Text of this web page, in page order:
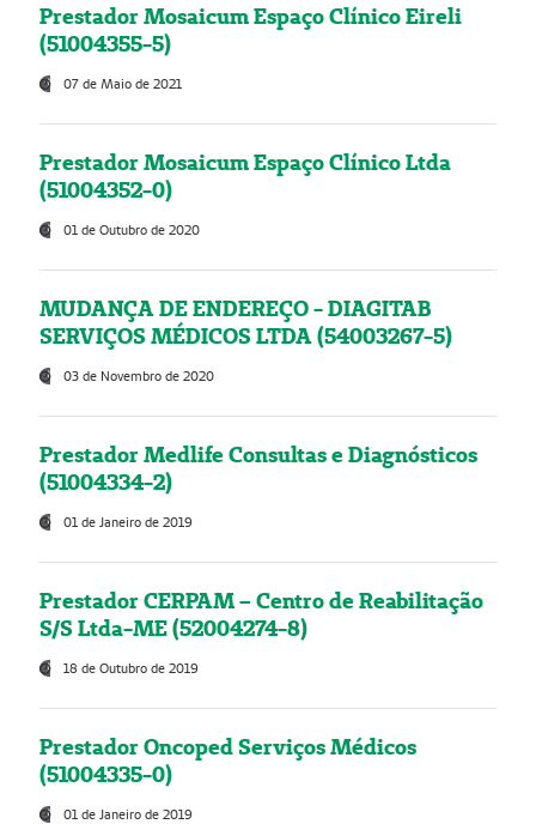
Prestador Mosaicum Espaço Clínico Eireli
(51004355-5)
07 de Maio de 2021
Prestador Mosaicum Espaço Clínico Ltda
(51004352-0)
01 de Outubro de 2020
MUDANÇA DE ENDEREÇO - DIAGITAB
SERVIÇOS MÉDICOS LTDA (54003267-5)
03 de Novembro de 2020
Prestador Medlife Consultas e Diagnósticos
(51004334-2)
01 de Janeiro de 2019
Prestador CERPAM – Centro de Reabilitação
S/S Ltda-ME (52004274-8)
18 de Outubro de 2019
Prestador Oncoped Serviços Médicos
(51004335-0)
01 de Janeiro de 2019